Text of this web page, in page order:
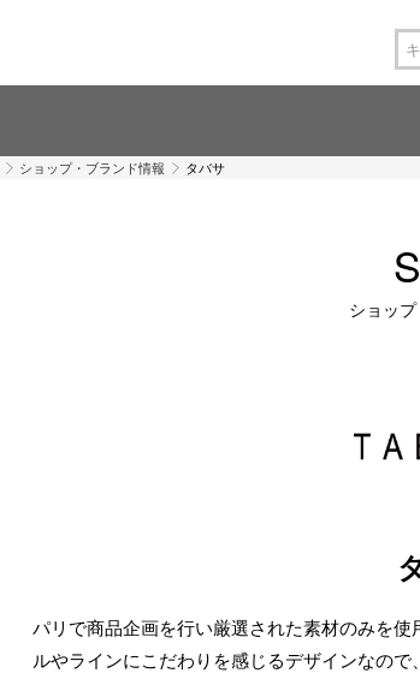
ショップ・ブランド情報 タバサ
ショッ
パリで商品企画を行い厳選された素材のみを
ルやラインにこだわりを感じるデザインなの